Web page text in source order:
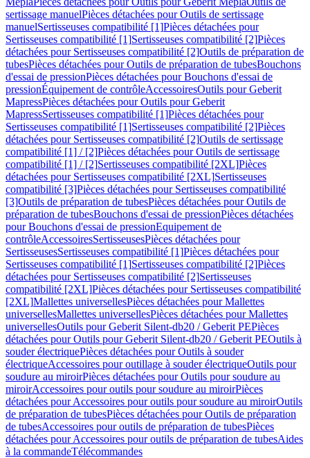
sertissage manuelPièces détachées pour Outils de sertissage
manuelSertisseuses compatibilité [1]Pièces détachées pour
Sertisseuses compatibilité [1]Sertisseuses compatibilité [2]Pièces
détachées pour Sertisseuses compatibilité [2]Outils de préparation de
tubesPièces détachées pour Outils de préparation de tubesBouchons
d'essai de pressionPièces détachées pour Bouchons d'essai de
pressionÉquipement de contrôleAccessoiresOutils pour Geberit
MapressPièces détachées pour Outils pour Geberit
MapressSertisseuses compatibilité [1]Pièces détachées pour
Sertisseuses compatibilité [1]Sertisseuses compatibilité [2]Pièces
détachées pour Sertisseuses compatibilité [2]Outils de sertissage
compatibilité [1] / [2]Pièces détachées pour Outils de sertissage
compatibilité [1] / [2]Sertisseuses compatibilité [2XL]Pièces
détachées pour Sertisseuses compatibilité [2XL]Sertisseuses
compatibilité [3]Pièces détachées pour Sertisseuses compatibilité
[3]Outils de préparation de tubesPièces détachées pour Outils de
préparation de tubesBouchons d'essai de pressionPièces détachées
pour Bouchons d'essai de pressionEquipement de
contrôleAccessoiresSertisseusesPièces détachées pour
SertisseusesSertisseuses compatibilité [1]Pièces détachées pour
Sertisseuses compatibilité [1]Sertisseuses compatibilité [2]Pièces
détachées pour Sertisseuses compatibilité [2]Sertisseuses
compatibilité [2XL]Pièces détachées pour Sertisseuses compatibilité
[2XL]Mallettes universellesPièces détachées pour Mallettes
universellesMallettes universellesPièces détachées pour Mallettes
universellesOutils pour Geberit Silent-db20 / Geberit PEPièces
détachées pour Outils pour Geberit Silent-db20 / Geberit PEOutils à
souder électriquePièces détachées pour Outils à souder
électriqueAccessoires pour outillage à souder électriqueOutils pour
soudure au miroirPièces détachées pour Outils pour soudure au
miroirAccessoires pour outils pour soudure au miroirPièces
détachées pour Accessoires pour outils pour soudure au miroirOutils
de préparation de tubesPièces détachées pour Outils de préparation
de tubesAccessoires pour outils de préparation de tubesPièces
détachées pour Accessoires pour outils de préparation de tubesAides
à la commandeTélécommandes